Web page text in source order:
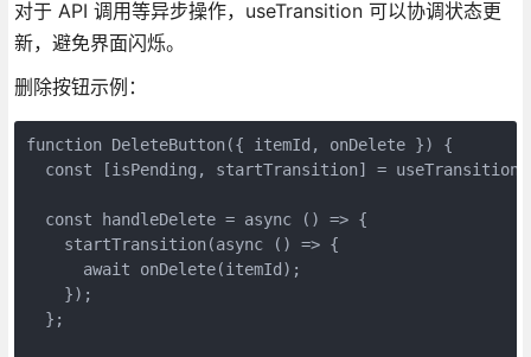
对于 API 调用等异步操作，useTransition 可以协调状态更
新，避免界面闪烁。
删除按钮示例：
function DeleteButton({ itemId, onDelete }) {
const [isPending, startTransition] =
  const handleDelete = async () => {
    startTransition(async () => {
      await onDelete(itemId);
    });
  };